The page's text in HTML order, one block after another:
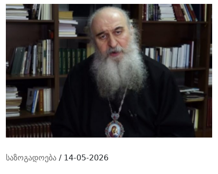
საზოგადოება / 14-05-2026